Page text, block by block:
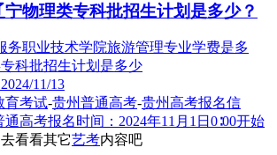
物理类专科批招生计划是多少？
2024/11/13
育考试-贵州普通高考-贵州高考报名信
通高考报名时间：2024年11月1日0∶00开始
看看其它艺考内容吧